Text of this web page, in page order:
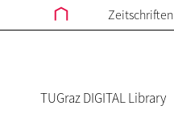
Zeitschriften
TUGraz DIGITAL Library